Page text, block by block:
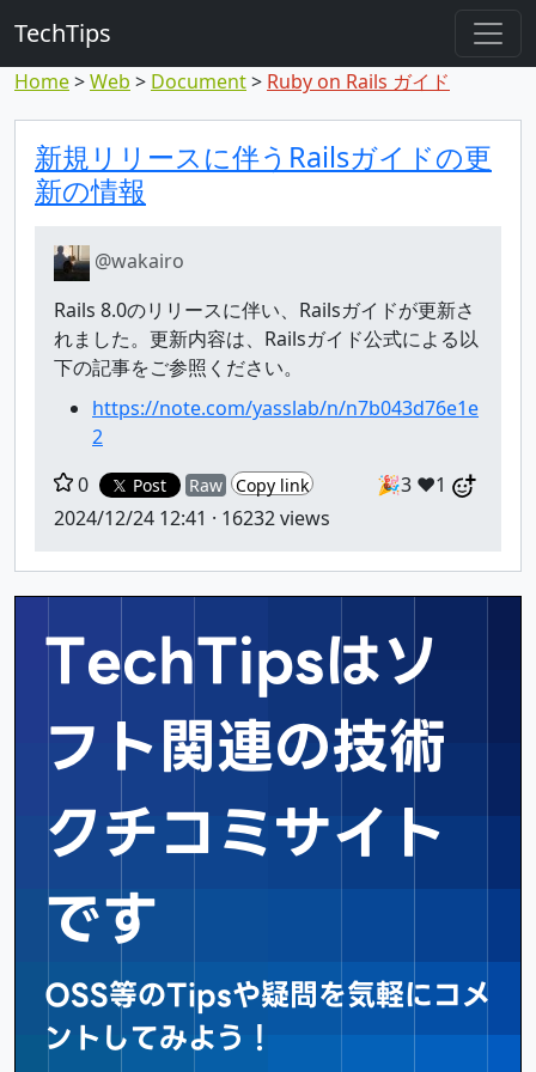
TechTips
Home Web Document Ruby on Rails ガイド
対象のコメント
トピックと対象コメント
新規リリースに伴うRailsガイドの更
新の情報
@wakairo
Rails 8.0のリリースに伴い、Railsガイドが更新さ
れました。更新内容は、Railsガイド公式による以
下の記事をご参照ください。
https://note.com/yasslab/n/n7b043d76e1e
2
0
Post Raw Copy link 🎉3 ❤️1
2024/12/24 12:41 · 16232 views
TechTipsはソ
フト関連の技術
クチコミサイト
です
OSS等のTipsや疑問を気軽にコメ
ントしてみよう！